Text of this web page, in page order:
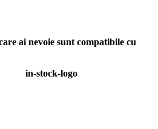
ai nevoie sunt compatibile cu